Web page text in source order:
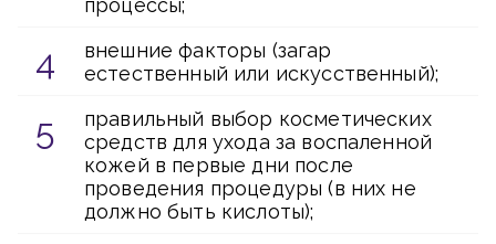
процессы;
внешние факторы (загар
естественный или искусственный);
правильный выбор косметических
средств для ухода за воспаленной
кожей в первые дни после
проведения процедуры (в них не
должно быть кислоты);